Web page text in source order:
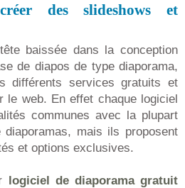
des slideshows et
baissée dans la conception
de diapos de type diaporama,
différents services gratuits et
le web. En effet chaque logiciel
communes avec la plupart
mais ils proposent
et options exclusives.
logiciel de diaporama gratuit